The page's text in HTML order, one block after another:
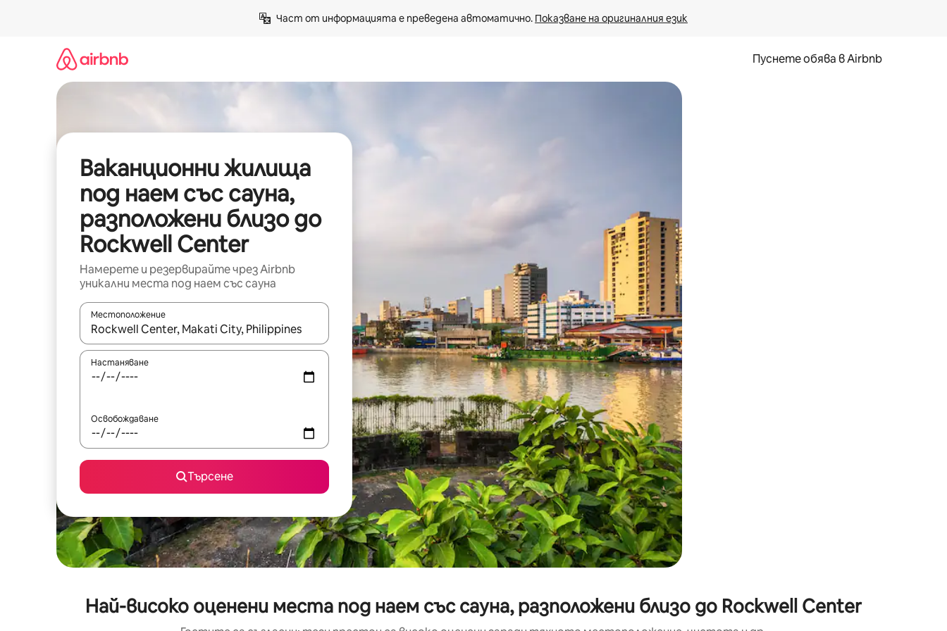
Част от информацията е преведена автоматично. Показване на оригиналния език
Пуснете обява в Airbnb
Ваканционни жилища
под наем със сауна,
разположени близо до
Rockwell Center
Намерете и резервирайте чрез Airbnb
уникални места под наем със сауна
Местоположение
Когато резултатите се покажат, използвайте клавишите със стрелки нагоре и надолу или навигирайте с докосване или плъзгане.
Настаняване
Освобождаване
Търсене
Най-високо оценени места под наем със сауна, разположени близо до Rockwell Center